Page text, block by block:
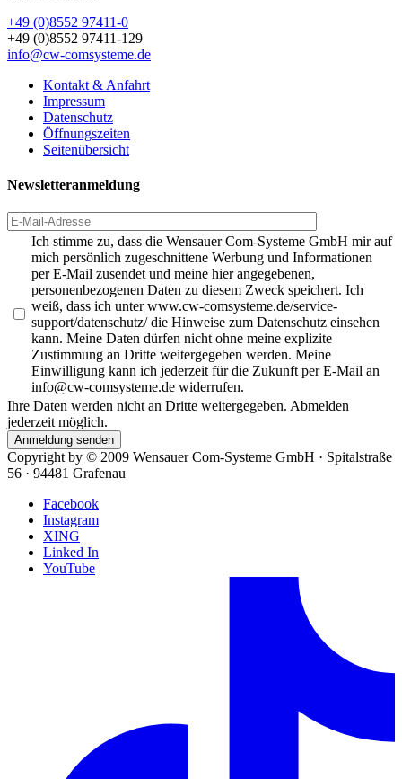
+49 (0)8552 97411-0
+49 (0)8552 97411-129
info@cw-comsysteme.de
Kontakt & Anfahrt
Impressum
Datenschutz
Öffnungszeiten
Seitenübersicht
Newsletteranmeldung
Ich stimme zu, dass die Wensauer Com-Systeme GmbH mir auf
mich persönlich zugeschnittene Werbung und Informationen
per E-Mail zusendet und meine hier angegebenen,
personenbezogenen Daten zu diesem Zweck speichert. Ich
weiß, dass ich unter www.cw-comsysteme.de/service-
support/datenschutz/ die Hinweise zum Datenschutz einsehen
kann. Meine Daten dürfen nicht ohne meine explizite
Zustimmung an Dritte weitergegeben werden. Meine
Einwilligung kann ich jederzeit für die Zukunft per E-Mail an
info@cw-comsysteme.de widerrufen.
Ihre Daten werden nicht an Dritte weitergegeben. Abmelden
jederzeit möglich.
Anmeldung senden
Copyright by © 2009 Wensauer Com-Systeme GmbH · Spitalstraße
56 · 94481 Grafenau
Facebook
Instagram
XING
Linked In
YouTube